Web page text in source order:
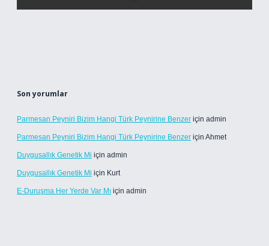
Son yorumlar
Parmesan Peyniri Bizim Hangi Türk Peynirine Benzer için admin
Parmesan Peyniri Bizim Hangi Türk Peynirine Benzer için Ahmet
Duygusallık Genetik Mi için admin
Duygusallık Genetik Mi için Kurt
E-Duruşma Her Yerde Var Mı için admin